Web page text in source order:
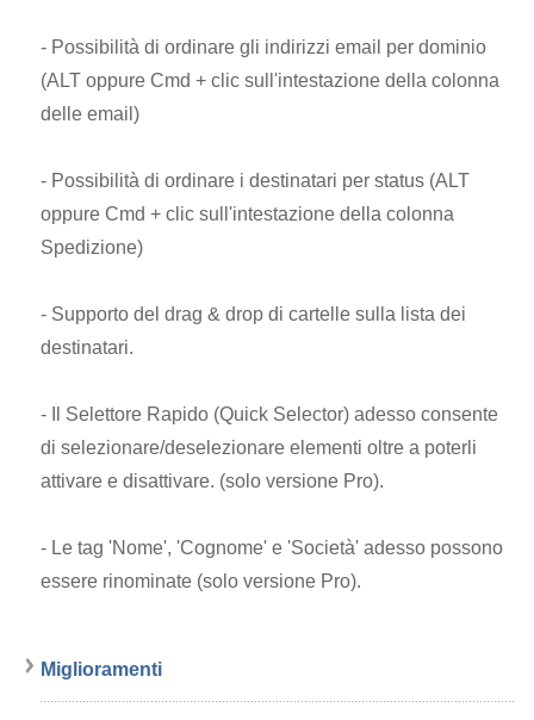
- Possibilità di ordinare gli indirizzi email per dominio
(ALT oppure Cmd + clic sull'intestazione della colonna
delle email)
- Possibilità di ordinare i destinatari per status (ALT
oppure Cmd + clic sull'intestazione della colonna
Spedizione)
- Supporto del drag & drop di cartelle sulla lista dei
destinatari.
- Il Selettore Rapido (Quick Selector) adesso consente
di selezionare/deselezionare elementi oltre a poterli
attivare e disattivare. (solo versione Pro).
- Le tag 'Nome', 'Cognome' e 'Società' adesso possono
essere rinominate (solo versione Pro).
Miglioramenti